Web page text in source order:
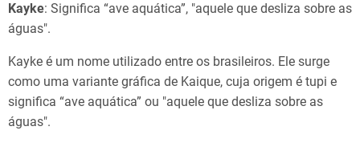
Kayke: Significa “ave aquática”, "aquele que desliza sobre as
águas".
Kayke é um nome utilizado entre os brasileiros. Ele surge
como uma variante gráfica de Kaique, cuja origem é tupi e
significa “ave aquática” ou "aquele que desliza sobre as
águas".